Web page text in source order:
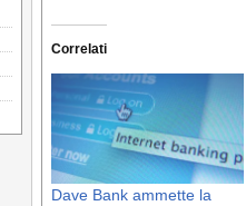
Correlati
Dave Bank ammette la